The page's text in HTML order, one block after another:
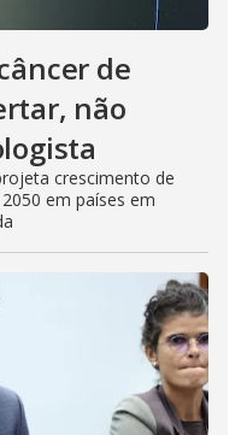
de
não
crescimento de
em países em